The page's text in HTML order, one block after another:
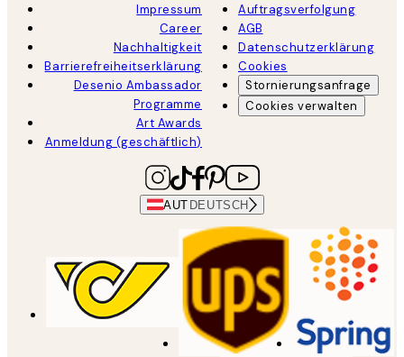
Impressum
Career
Nachhaltigkeit
Barrierefreiheitserklärung
Desenio Ambassador
Programme
Art Awards
Anmeldung (geschäftlich)
Auftragsverfolgung
AGB
Datenschutzerklärung
Cookies
Stornierungsanfrage
Cookies verwalten
AUT DEUTSCH